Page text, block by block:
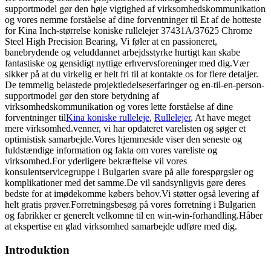
supportmodel gør den høje vigtighed af virksomhedskommunikation
og vores nemme forståelse af dine forventninger til Et af de hotteste
for Kina Inch-størrelse koniske rullelejer 37431A/37625 Chrome
Steel High Precision Bearing, Vi føler at en passioneret,
banebrydende og veluddannet arbejdsstyrke hurtigt kan skabe
fantastiske og gensidigt nyttige erhvervsforeninger med dig.Vær
sikker på at du virkelig er helt fri til at kontakte os for flere detaljer.
De temmelig belastede projektledelseserfaringer og en-til-en-person-
supportmodel gør den store betydning af
virksomhedskommunikation og vores lette forståelse af dine
forventninger tilKina koniske rulleleje, Rullelejer, At have meget
mere virksomhed.venner, vi har opdateret varelisten og søger et
optimistisk samarbejde.Vores hjemmeside viser den seneste og
fuldstændige information og fakta om vores vareliste og
virksomhed.For yderligere bekræftelse vil vores
konsulentservicegruppe i Bulgarien svare på alle forespørgsler og
komplikationer med det samme.De vil sandsynligvis gøre deres
bedste for at imødekomme købers behov.Vi støtter også levering af
helt gratis prøver.Forretningsbesøg på vores forretning i Bulgarien
og fabrikker er generelt velkomne til en win-win-forhandling.Håber
at ekspertise en glad virksomhed samarbejde udføre med dig.
Introduktion